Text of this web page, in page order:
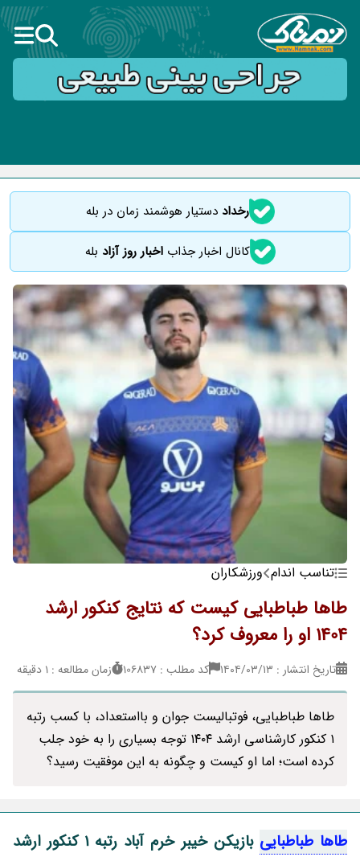
رخداددستیار هوشمند زمان در بله
کانال اخبار جذاباخبار روز آزاد بله
تناسب اندام ورزشکاران
طاها طباطبایی کیست که نتایج کنکور ارشد
1404 او را معروف کرد؟
تاریخ انتشار : ۱۴۰۴/۰۳/۱۳ کد مطلب : 106837 زمان مطالعه : 1 دقیقه
طاها طباطبایی، فوتبالیست جوان و بااستعداد، با کسب رتبه
۱ کنکور کارشناسی ارشد ۱۴۰۴ توجه بسیاری را به خود جلب
کرده است؛ اما او کیست و چگونه به این موفقیت رسید؟
طاها طباطبایی
بازیکن خیبر خرم آباد رتبه 1 کنکور ارشد